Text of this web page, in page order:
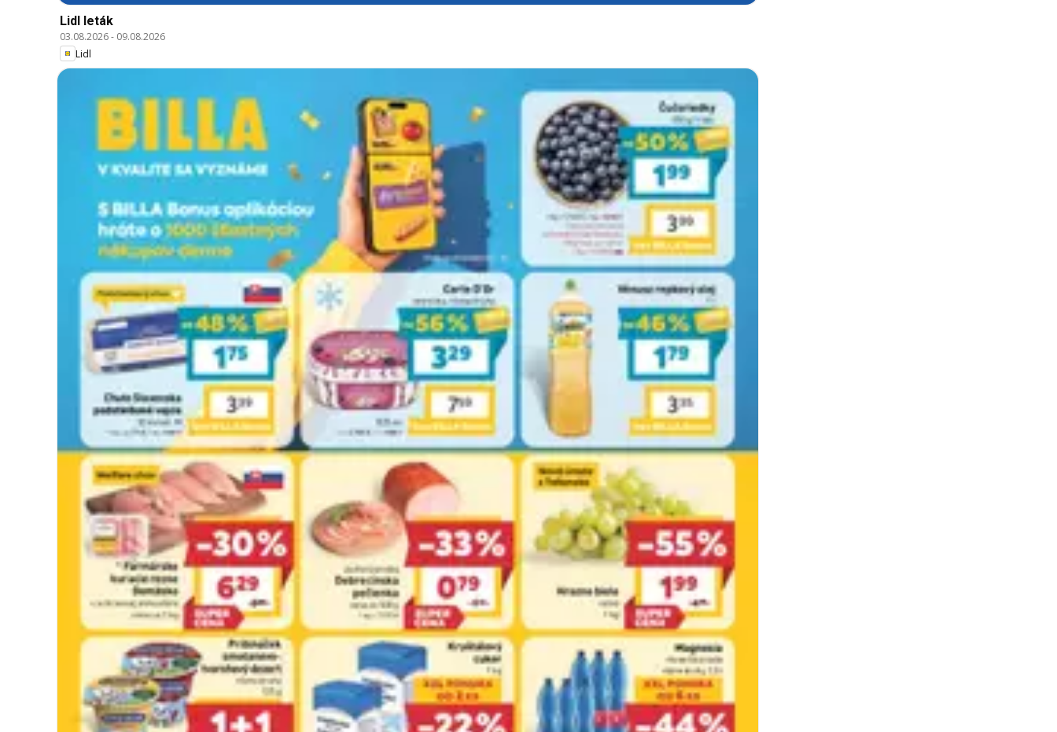
Lidl leták
03.08.2026- 09.08.2026
Lidl